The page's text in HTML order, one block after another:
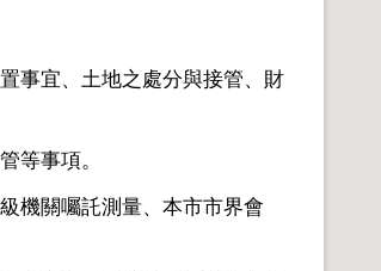
事宜、土地之處分與接管、財
等事項。
機關囑託測量、本市市界會